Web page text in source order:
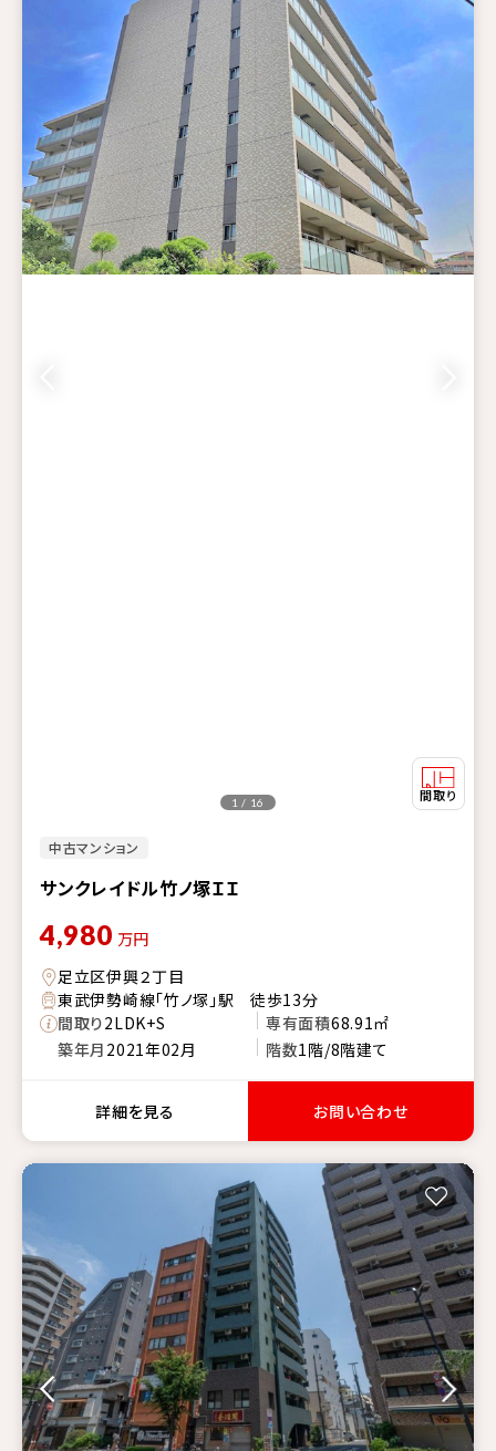
中古マンション
サンクレイドル竹ノ塚ＩＩ
1 / 16
4,980 万円
足立区伊興２丁目
東武伊勢崎線「竹ノ塚」駅 徒歩13分
間取り2LDK+S 専有面積68.91㎡
築年月 2021年02月 階数1階/8階建て
詳細を見る お問い合わせ